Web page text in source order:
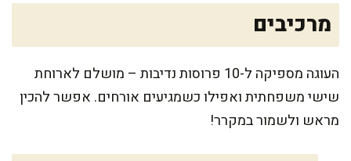
מרכיבים
העוגה מספיקה ל-10 פרוסות נדיבות – מושלם לארוחת
שישי משפחתית ואפילו כשמגיעים אורחים. אפשר להכין
מראש ולשמור במקרר!